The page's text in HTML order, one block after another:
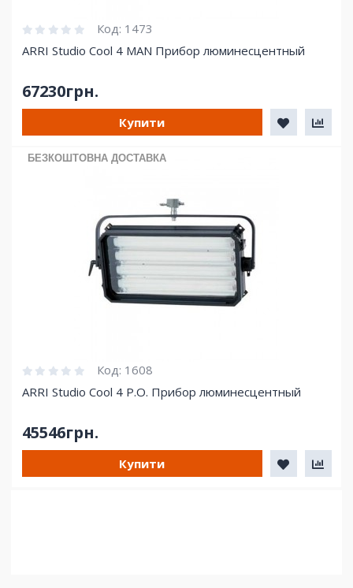
Код: 1473
ARRI Studio Cool 4 MAN Прибор люминесцентный
67230грн.
Купити
БЕЗКОШТОВНА ДОСТАВКА
Код: 1608
ARRI Studio Cool 4 Р.О. Прибор люминесцентный
45546грн.
Купити